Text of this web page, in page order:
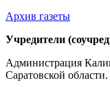
Архив газеты
Учредители
Администрация
Саратовской области.